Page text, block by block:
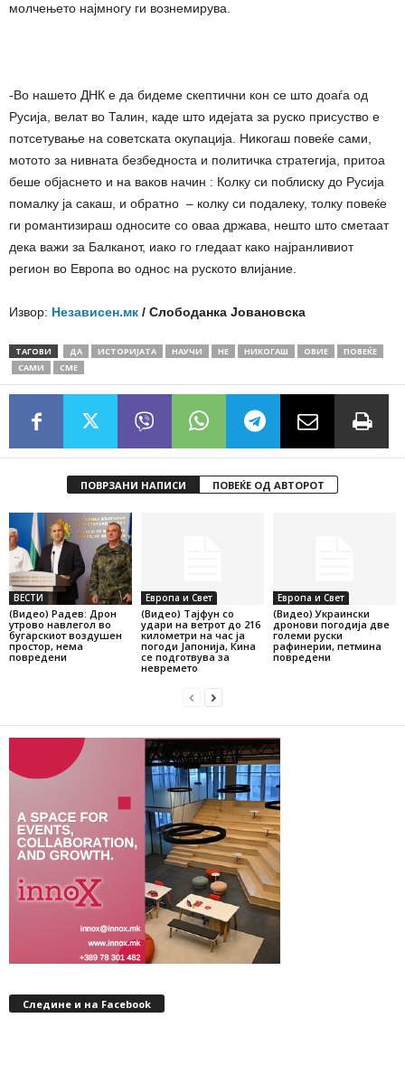
молчењето најмногу ги вознемирува.
-Во нашето ДНК е да бидеме скептични кон се што доаѓа од
Русија, велат во Талин, каде што идејата за руско присуство е
потсетување на советската окупација. Никогаш повеќе сами,
мотото за нивната безбедноста и политичка стратегија, притоа
беше објаснето и на ваков начин : Колку си поблиску до Русија
помалку ја сакаш, и обратно – колку си подалеку, толку повеќе
ги романтизираш односите со оваа држава, нешто што сметаат
дека важи за Балканот, иако го гледаат како најранливиот
регион во Европа во однос на руското влијание.
Извор: Независен.мк / Слободанка Јовановска
ТАГОВИ ДА ИСТОРИЈАТА НАУЧИ НЕ НИКОГАШ ОВИЕ
ПОВЕЌЕ
САМИ
СМЕ
ПОВРЗАНИ НАПИСИ ПОВЕЌЕ ОД АВТОРОТ
ВЕСТИ
(Видео) Радев: Дрон
утрово навлегол во
бугарскиот воздушен
простор, нема
повредени
Европа и Свет
(Видео) Тајфун со
удари на ветрот до 216
километри на час ја
погоди Јапонија, Кина
се подготвува за
невремето
Европа и Свет
(Видео) Украински
дронови погодија две
големи руски
рафинерии, петмина
повредени
Следине и на Facebook